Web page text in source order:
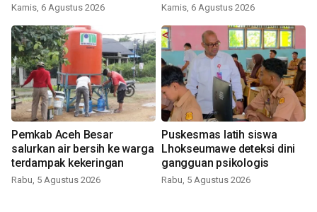
Kamis, 6 Agustus 2026 Kamis, 6 Agustus 2026
Pemkab Aceh Besar
salurkan air bersih ke warga
terdampak kekeringan
Rabu, 5 Agustus 2026
Puskesmas latih siswa
Lhokseumawe deteksi dini
gangguan psikologis
Rabu, 5 Agustus 2026